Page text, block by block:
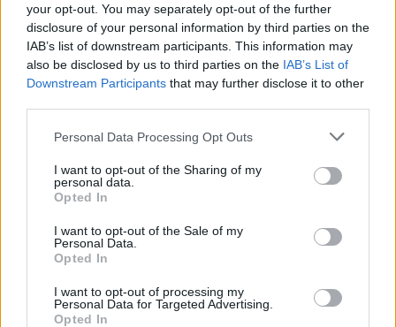
your opt-out. You may separately opt-out of the further
disclosure of your personal information by third parties on the
IAB’s list of downstream participants. This information may
also be disclosed by us to third parties on the IAB’s List of
Downstream Participants that may further disclose it to other
Personal Data Processing Opt Outs
I want to opt-out of the Sharing of my
personal data.
Opted In
I want to opt-out of the Sale of my
Personal Data.
Opted In
I want to opt-out of processing my
Personal Data for Targeted Advertising.
Opted In
#CSUTAK ZSOLT
#MEGADJA GÁBOR
#KUSTÁN MAGYARI ATTILA
#KOVÁCS TIBOR
#NÉMETH RÓBERT
#KOLLÁR ÁRPÁD
#SCHILLINGER GYÖNGYVÉR
#SZABÓ BORBÁLA
#DR. RATIUS
#DOBROWIECKI PÉTER
#MÁTÉ GERGŐ
#JÁNOSSY ANDRÁS